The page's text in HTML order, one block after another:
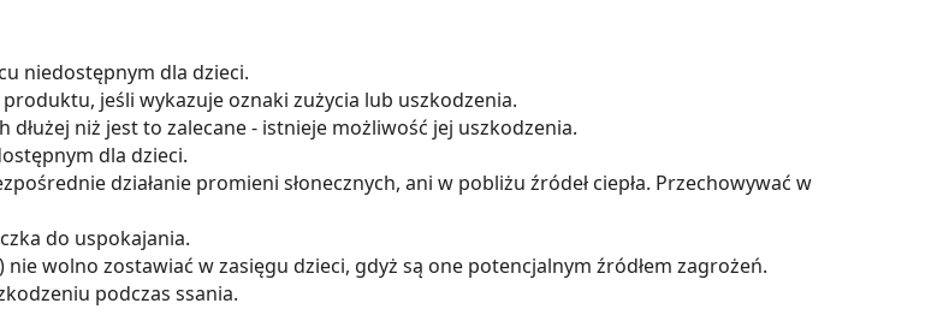
niedostępnym dla dzieci.
jeśli wykazuje oznaki zużycia lub uszkodzenia.
niż jest to zalecane - istnieje możliwość jej uszkodzenia.
dla dzieci.
działanie promieni słonecznych, ani w pobliżu źródeł ciepła. Przechowywać w
do uspokajania.
wolno zostawiać w zasięgu dzieci, gdyż są one potencjalnym źródłem zagrożeń.
podczas ssania.